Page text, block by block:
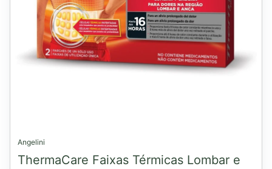
Angelini
ThermaCare Faixas Térmicas Lombar e